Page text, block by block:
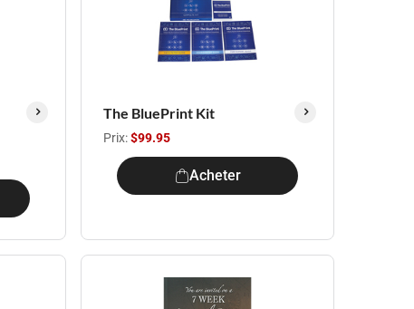
The BluePrint Kit
Prix:$99.95
Acheter